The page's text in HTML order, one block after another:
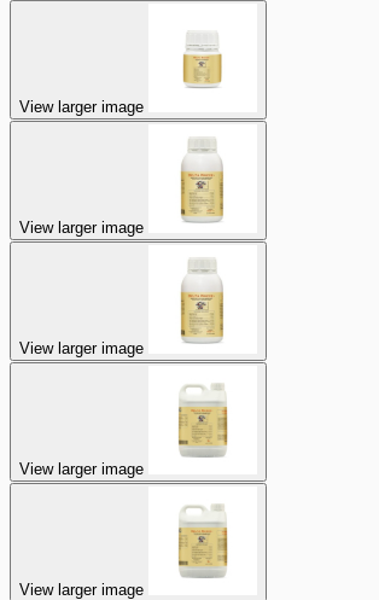
View larger image
View larger image
View larger image
View larger image
View larger image